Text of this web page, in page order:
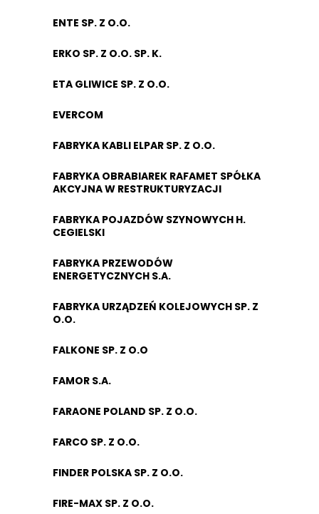
ENTE SP. Z O.O.
ERKO SP. Z O.O. SP. K.
ETA GLIWICE SP. Z O.O.
EVERCOM
FABRYKA KABLI ELPAR SP. Z O.O.
FABRYKA OBRABIAREK RAFAMET SPÓŁKA
AKCYJNA W RESTRUKTURYZACJI
FABRYKA POJAZDÓW SZYNOWYCH H.
CEGIELSKI
FABRYKA PRZEWODÓW
ENERGETYCZNYCH S.A.
FABRYKA URZĄDZEŃ KOLEJOWYCH SP. Z
O.O.
FALKONE SP. Z O.O
FAMOR S.A.
FARAONE POLAND SP. Z O.O.
FARCO SP. Z O.O.
FINDER POLSKA SP. Z O.O.
FIRE-MAX SP. Z O.O.